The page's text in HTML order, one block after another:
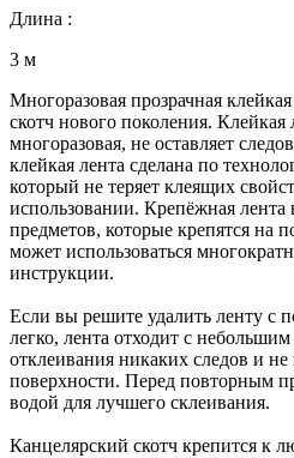
Длина :
3 м
Многоразовая прозрачная
скотч нового поколения. Клейкая
многоразовая, не оставляет
клейкая лента сделана по
который не теряет клеящих
использовании. Крепёжная
предметов, которые крепятся на
может использоваться
инструкции.
Если вы решите удалить ленту с
легко, лента отходит с
отклеивания никаких следов и
поверхности. Перед повторным
водой для лучшего склеивания.
Канцелярский скотч крепится к